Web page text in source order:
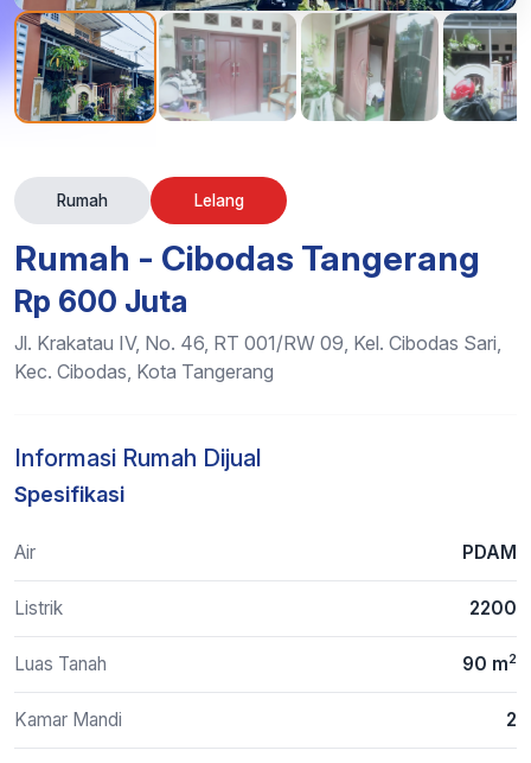
Rumah Lelang
Rumah - Cibodas Tangerang
Rp 600 Juta
Jl. Krakatau IV, No. 46, RT 001/RW 09, Kel. Cibodas Sari,
Kec. Cibodas, Kota Tangerang
Informasi Rumah Dijual
Spesifikasi
Air PDAM
Listrik 2200
Luas Tanah 90 m2
Kamar Mandi 2